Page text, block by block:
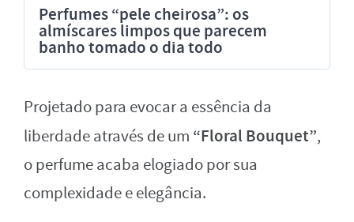
Perfumes “pele cheirosa”: os
almíscares limpos que parecem
banho tomado o dia todo
Projetado para evocar a essência da
liberdade através de um “Floral Bouquet”,
o perfume acaba elogiado por sua
complexidade e elegância.